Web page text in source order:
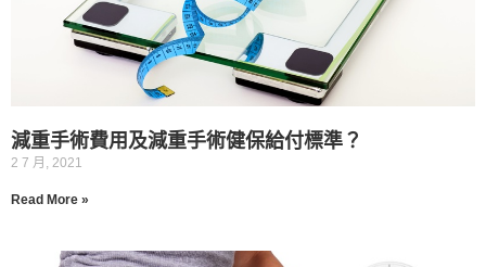
減重手術費用及減重手術健保給付標準？
2 7 月, 2021
Read More »